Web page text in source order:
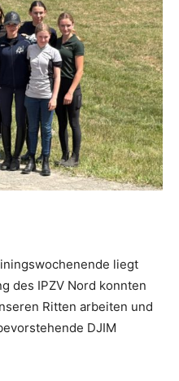
liegt
des IPZV Nord konnten
Ritten arbeiten und
DJIM